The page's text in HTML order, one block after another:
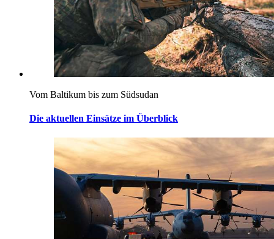
Vom Baltikum bis zum Südsudan
Die aktuellen Einsätze im Überblick